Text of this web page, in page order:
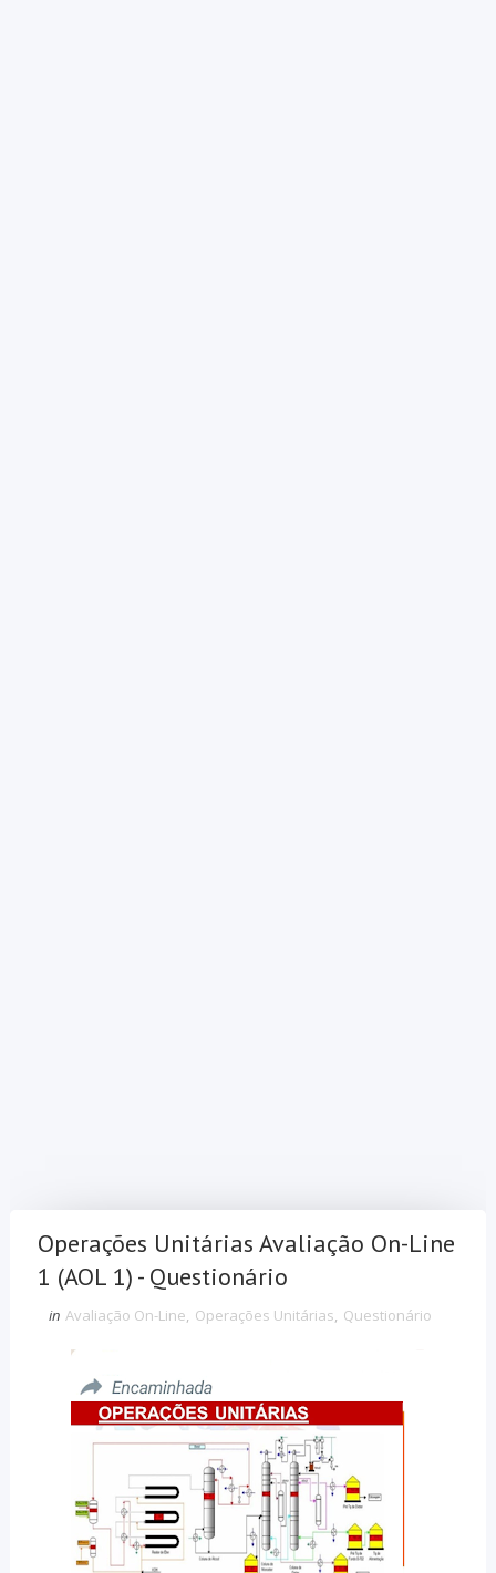
Operações Unitárias Avaliação On-Line
1 (AOL 1) - Questionário
in Avaliação On-Line, Operações Unitárias, Questionário